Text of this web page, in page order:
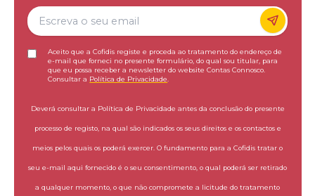
Aceito que a Cofidis registe e proceda ao tratamento do endereço de
e-mail que forneci no presente formulário, do qual sou titular, para
que eu possa receber a newsletter do website Contas Connosco.
Consultar a Política de Privacidade
Deverá consultar a Política de Privacidade antes da conclusão do presente
processo de registo, na qual são indicados os seus direitos e os contactos e
meios pelos quais os poderá exercer. O fundamento para a Cofidis tratar o
seu e-mail aqui fornecido é o seu consentimento, o qual poderá ser retirado
a qualquer momento, o que não compromete a licitude do tratamento